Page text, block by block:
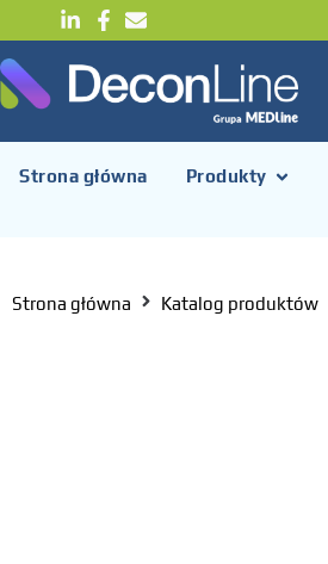
Strona główna Produkty
Strona główna Katalog produktów